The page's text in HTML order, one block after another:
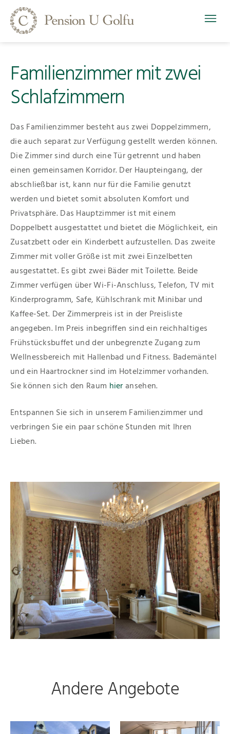
Familienzimmer mit zwei
Schlafzimmern
Das Familienzimmer besteht aus zwei Doppelzimmern,
die auch separat zur Verfügung gestellt werden können.
Die Zimmer sind durch eine Tür getrennt und haben
einen gemeinsamen Korridor. Der Haupteingang, der
abschließbar ist, kann nur für die Familie genutzt
werden und bietet somit absoluten Komfort und
Privatsphäre. Das Hauptzimmer ist mit einem
Doppelbett ausgestattet und bietet die Möglichkeit, ein
Zusatzbett oder ein Kinderbett aufzustellen. Das zweite
Zimmer mit voller Größe ist mit zwei Einzelbetten
ausgestattet. Es gibt zwei Bäder mit Toilette. Beide
Zimmer verfügen über Wi-Fi-Anschluss, Telefon, TV mit
Kinderprogramm, Safe, Kühlschrank mit Minibar und
Kaffee-Set. Der Zimmerpreis ist in der Preisliste
angegeben. Im Preis inbegriffen sind ein reichhaltiges
Frühstücksbuffet und der unbegrenzte Zugang zum
Wellnessbereich mit Hallenbad und Fitness. Bademäntel
und ein Haartrockner sind im Hotelzimmer vorhanden.
Sie können sich den Raum hieransehen.
Entspannen Sie sich in unserem Familienzimmer und
verbringen Sie ein paar schöne Stunden mit Ihren
Lieben.
Andere Angebote